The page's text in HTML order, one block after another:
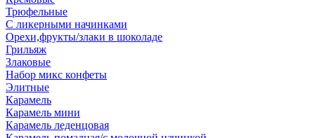
Трюфельные
С ликерными начинками
Орехи,фрукты/злаки в шоколаде
Грильяж
Злаковые
Набор микс конфеты
Элитные
Карамель
Карамель мини
Карамель леденцовая